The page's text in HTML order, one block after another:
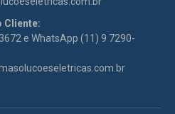
Cliente:
e WhatsApp (11) 9 7290-